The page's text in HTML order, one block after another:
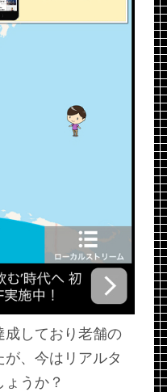
成しており老舗の
、今はリアルタ
うか？